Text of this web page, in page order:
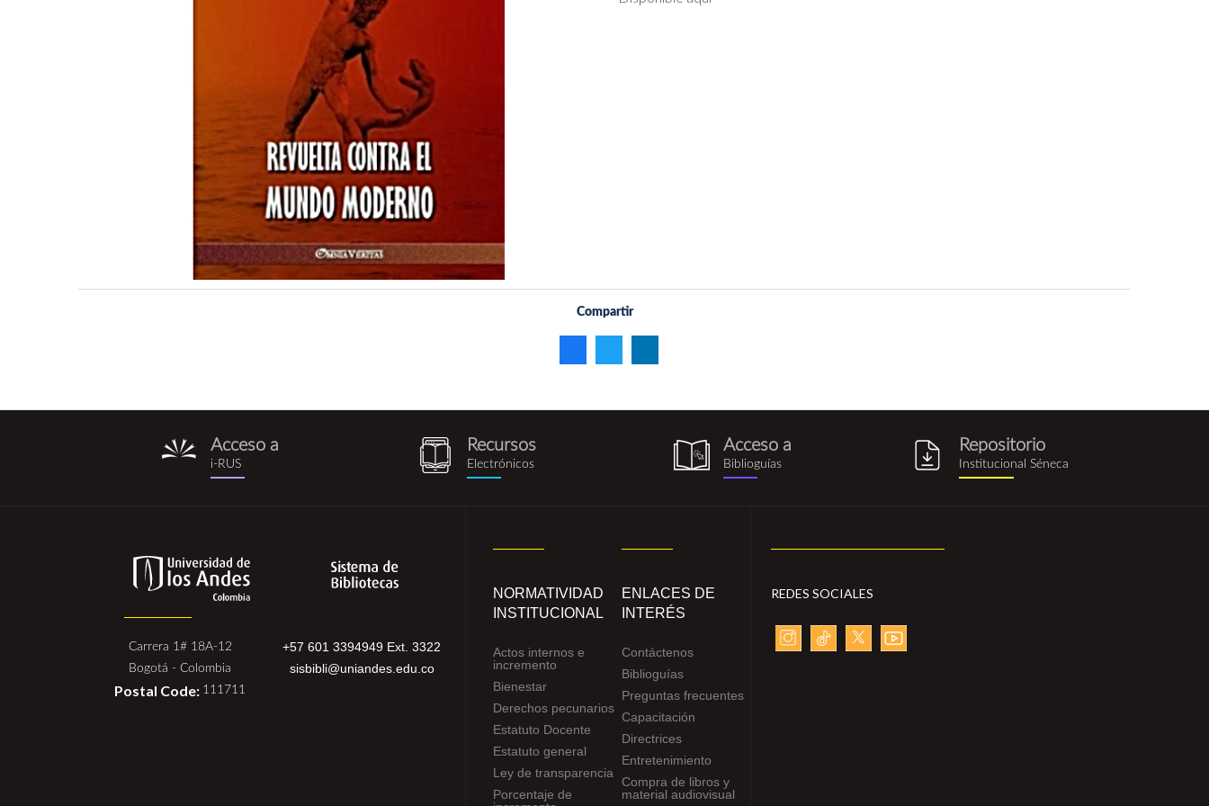
Compartir
i-
rus.png
Acceso a
i-RUS recursos_electronicos.png
Recursos
Electrónicos biblioguia.png
Acceso a
Biblioguías
Repositorio
Institucional Séneca
Carrera 1# 18A-12
Bogotá - Colombia
Postal Code: 111711
+57 601 3394949 Ext. 3322
sisbibli@uniandes.edu.co
NORMATIVIDAD
INSTITUCIONAL
Actos internos e
incremento
Bienestar
Derechos pecunarios
Estatuto Docente
Estatuto general
Ley de transparencia
Porcentaje de
ENLACES DE
INTERÉS
Contáctenos
Biblioguías
Preguntas frecuentes
Capacitación
Directrices
Entretenimiento
Compra de libros y
material audiovisual
REDES SOCIALES